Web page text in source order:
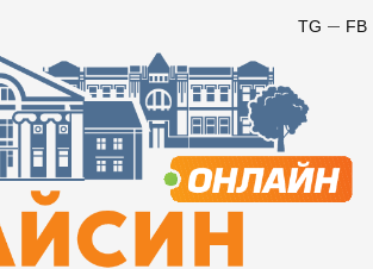
FB
TG